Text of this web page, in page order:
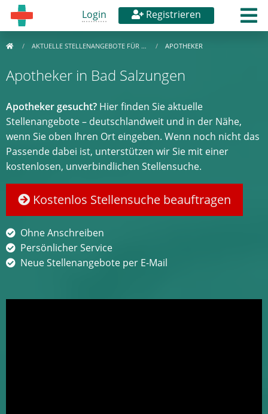
Login Registrieren
AKTUELLE STELLENANGEBOTE FÜR … APOTHEKER
Apotheker in Bad Salzungen
Apotheker gesucht? Hier finden Sie aktuelle
Stellenangebote – deutschlandweit und in der Nähe,
wenn Sie oben Ihren Ort eingeben. Wenn noch nicht das
Passende dabei ist, unterstützen wir Sie mit einer
kostenlosen, unverbindlichen Stellensuche.
Kostenlos Stellensuche beauftragen
Ohne Anschreiben
Persönlicher Service
Neue Stellenangebote per E-Mail